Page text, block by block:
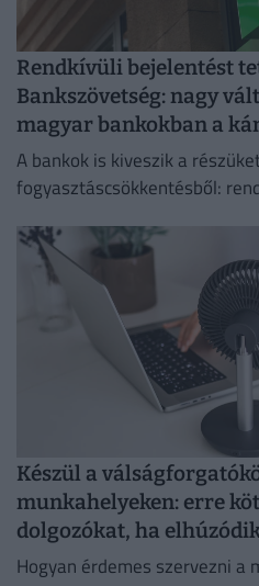
Rendkívüli bejelentést
Bankszövetség: nagy
magyar bankokban a
A bankok is kiveszik a
fogyasztáscsökkentésből:
Készül a
munkahelyeken: erre
dolgozókat, ha
Hogyan érdemes szervezni a